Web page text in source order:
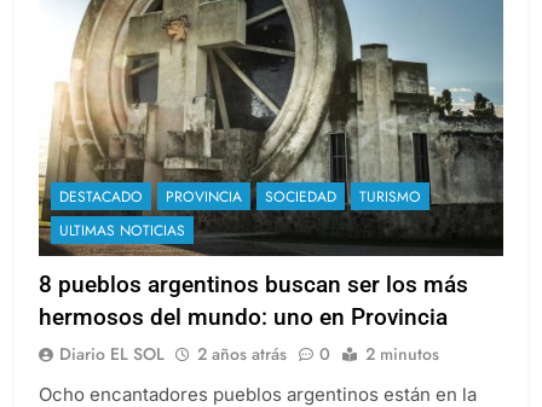
DESTACADO PROVINCIA SOCIEDAD
TURISMO
ULTIMAS NOTICIAS
8 pueblos argentinos buscan ser los más
hermosos del mundo: uno en Provincia
Diario EL SOL 2 años atrás 0 2 minutos
Ocho encantadores pueblos argentinos están en la